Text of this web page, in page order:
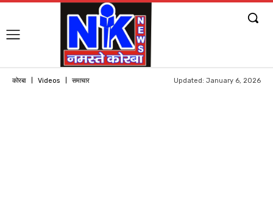
कोरबा Videos समाचार Updated: January 6, 2026